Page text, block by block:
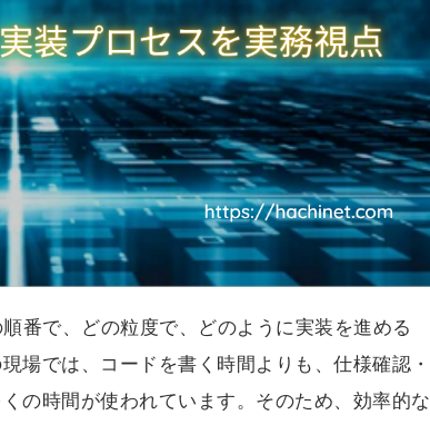
番で、どの粒度で、どのように実装を進める
場では、コードを書く時間よりも、仕様確認・
の時間が使われています。そのため、効率的な